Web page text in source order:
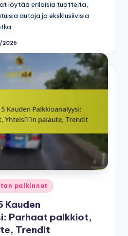
löytää erilaisia tuotteita,
autoja ja eksklusiivisia
2026
palkinnot
Kauden
Parhaat palkkiot,
Trendit